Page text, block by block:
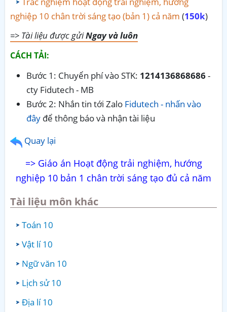
nghiệp 10 chân trời sáng tạo (bản 1) cả năm (150k)
=> Tài liệu được gửiNgay và luôn
CÁCH TẢI:
Bước 1: Chuyển phí vào STK: 1214136868686-
cty Fidutech - MB
Bước 2: Nhắn tin tới Zalo Fidutech - nhấn vào
đây để thông báo và nhận tài liệu
Quay lại
=> Giáo án Hoạt động trải nghiệm, hướng
nghiệp 10 bản 1 chân trời sáng tạo đủ cả năm
Tài liệu môn khác
Toán 10
Vật lí 10
Ngữ văn 10
Lịch sử 10
Địa lí 10